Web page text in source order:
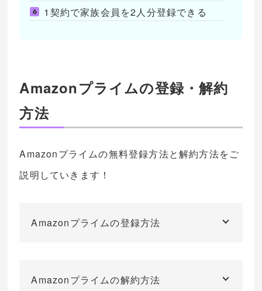
1契約で家族会員を2人分登録できる
Amazonプライムの登録・解約
方法
Amazonプライムの無料登録方法と解約方法をご
説明していきます！
Amazonプライムの登録方法
Amazonプライムの解約方法